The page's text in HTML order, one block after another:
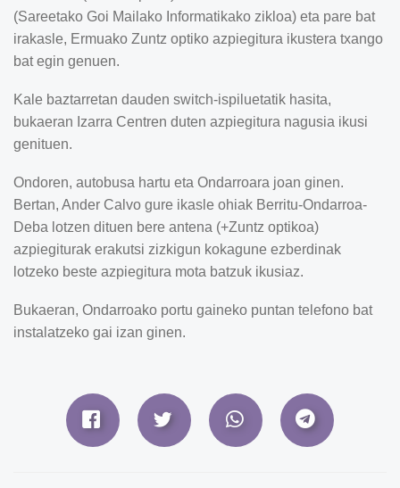
(Sareetako Goi Mailako Informatikako zikloa) eta pare bat
irakasle, Ermuako Zuntz optiko azpiegitura ikustera txango
bat egin genuen.
Kale baztarretan dauden switch-ispiluetatik hasita,
bukaeran Izarra Centren duten azpiegitura nagusia ikusi
genituen.
Ondoren, autobusa hartu eta Ondarroara joan ginen.
Bertan, Ander Calvo gure ikasle ohiak Berritu-Ondarroa-
Deba lotzen dituen bere antena (+Zuntz optikoa)
azpiegiturak erakutsi zizkigun kokagune ezberdinak
lotzeko beste azpiegitura mota batzuk ikusiaz.
Bukaeran, Ondarroako portu gaineko puntan telefono bat
instalatzeko gai izan ginen.